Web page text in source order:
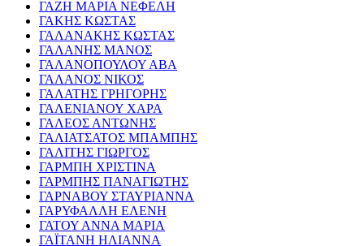
ΓΑΖΗ ΜΑΡΙΑ ΝΕΦΕΛΗ
ΓΑΚΗΣ ΚΩΣΤΑΣ
ΓΑΛΑΝΑΚΗΣ ΚΩΣΤΑΣ
ΓΑΛΑΝΗΣ ΜΑΝΟΣ
ΓΑΛΑΝΟΠΟΥΛΟΥ ΑΒΑ
ΓΑΛΑΝΟΣ ΝΙΚΟΣ
ΓΑΛΑΤΗΣ ΓΡΗΓΟΡΗΣ
ΓΑΛΕΝΙΑΝΟΥ ΧΑΡΑ
ΓΑΛΕΟΣ ΑΝΤΩΝΗΣ
ΓΑΛΙΑΤΣΑΤΟΣ ΜΠΑΜΠΗΣ
ΓΑΛΙΤΗΣ ΓΙΩΡΓΟΣ
ΓΑΡΜΠΗ ΧΡΙΣΤΙΝΑ
ΓΑΡΜΠΗΣ ΠΑΝΑΓΙΩΤΗΣ
ΓΑΡΝΑΒΟΥ ΣΤΑΥΡΙΑΝΝΑ
ΓΑΡΥΦΑΛΛΗ ΕΛΕΝΗ
ΓΑΤΟΥ ΑΝΝΑ ΜΑΡΙΑ
ΓΑΪΤΑΝΗ ΗΛΙΑΝΝΑ